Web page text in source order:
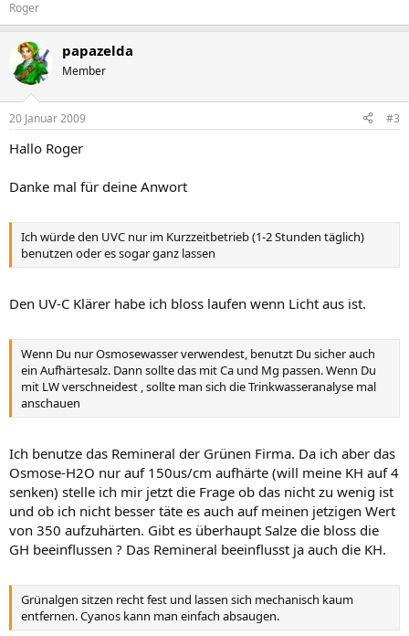
Roger
papazelda
Member
20 Januar 2009 #3
Hallo Roger
Danke mal für deine Anwort
Ich würde den UVC nur im Kurzzeitbetrieb (1-2 Stunden täglich)
benutzen oder es sogar ganz lassen
Den UV-C Klärer habe ich bloss laufen wenn Licht aus ist.
Wenn Du nur Osmosewasser verwendest, benutzt Du sicher auch
ein Aufhärtesalz. Dann sollte das mit Ca und Mg passen. Wenn Du
mit LW verschneidest , sollte man sich die Trinkwasseranalyse mal
anschauen
Ich benutze das Remineral der Grünen Firma. Da ich aber das
Osmose-H2O nur auf 150us/cm aufhärte (will meine KH auf 4
senken) stelle ich mir jetzt die Frage ob das nicht zu wenig ist
und ob ich nicht besser täte es auch auf meinen jetzigen Wert
von 350 aufzuhärten. Gibt es überhaupt Salze die bloss die
GH beeinflussen ? Das Remineral beeinflusst ja auch die KH.
Grünalgen sitzen recht fest und lassen sich mechanisch kaum
entfernen. Cyanos kann man einfach absaugen.